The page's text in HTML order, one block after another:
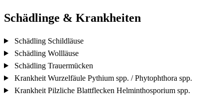
Schädlinge & Krankheiten
Schädling Schildläuse
Schädling Wollläuse
Schädling Trauermücken
Krankheit Wurzelfäule Pythium spp. / Phytophthora spp.
Krankheit Pilzliche Blattflecken Helminthosporium spp.